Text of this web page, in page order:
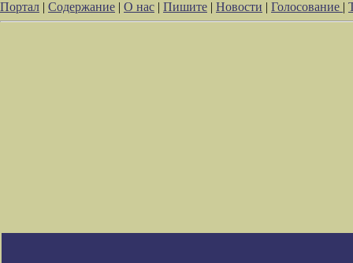
Портал | Содержание | О нас | Пишите | Новости | Голосование |